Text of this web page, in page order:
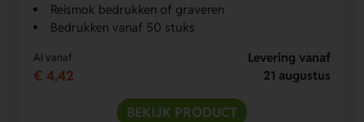
Reismok bedrukken of graveren
Bedrukken vanaf 50 stuks
Al vanaf
€ 4,42
Levering vanaf
21 augustus
BEKIJK PRODUCT